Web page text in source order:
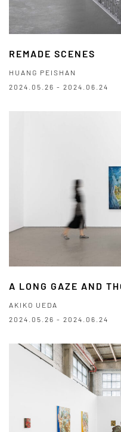
REMADE SCENES
HUANG PEISHAN
2024.05.26 - 2024.06.24
A LONG GAZE AND
AKIKO UEDA
2024.05.26 - 2024.06.24